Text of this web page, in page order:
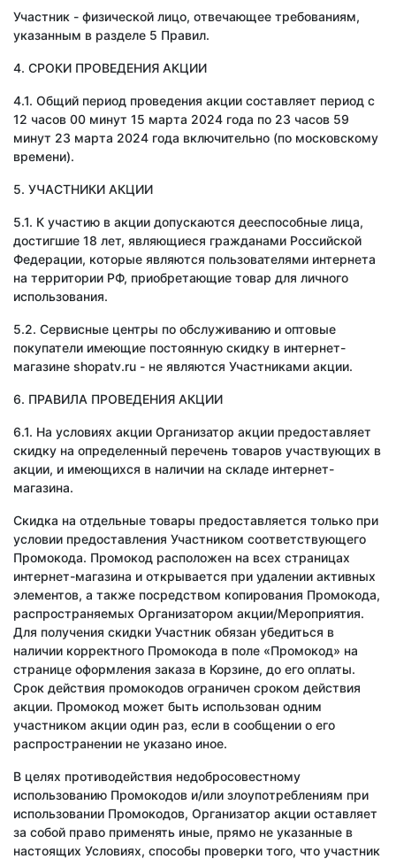
Участник - физической лицо, отвечающее требованиям,
указанным в разделе 5 Правил.
4. СРОКИ ПРОВЕДЕНИЯ АКЦИИ
4.1. Общий период проведения акции составляет период с
12 часов 00 минут 15 марта 2024 года по 23 часов 59
минут 23 марта 2024 года включительно (по московскому
времени).
5. УЧАСТНИКИ АКЦИИ
5.1. К участию в акции допускаются дееспособные лица,
достигшие 18 лет, являющиеся гражданами Российской
Федерации, которые являются пользователями интернета
на территории РФ, приобретающие товар для личного
использования.
5.2. Сервисные центры по обслуживанию и оптовые
покупатели имеющие постоянную скидку в интернет-
магазине shopatv.ru - не являются Участниками акции.
6. ПРАВИЛА ПРОВЕДЕНИЯ АКЦИИ
6.1. На условиях акции Организатор акции предоставляет
скидку на определенный перечень товаров участвующих в
акции, и имеющихся в наличии на складе интернет-
магазина.
Скидка на отдельные товары предоставляется только при
условии предоставления Участником соответствующего
Промокода. Промокод расположен на всех страницах
интернет-магазина и открывается при удалении активных
элементов, а также посредством копирования Промокода,
распространяемых Организатором акции/Мероприятия.
Для получения скидки Участник обязан убедиться в
наличии корректного Промокода в поле «Промокод» на
странице оформления заказа в Корзине, до его оплаты.
Срок действия промокодов ограничен сроком действия
акции. Промокод может быть использован одним
участником акции один раз, если в сообщении о его
распространении не указано иное.
В целях противодействия недобросовестному
использованию Промокодов и/или злоупотреблениям при
использовании Промокодов, Организатор акции оставляет
за собой право применять иные, прямо не указанные в
настоящих Условиях, способы проверки того, что участник